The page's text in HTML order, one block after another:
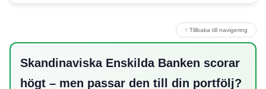
↑ Tillbaka till navigering
Skandinaviska Enskilda Banken scorar
högt – men passar den till din portfölj?